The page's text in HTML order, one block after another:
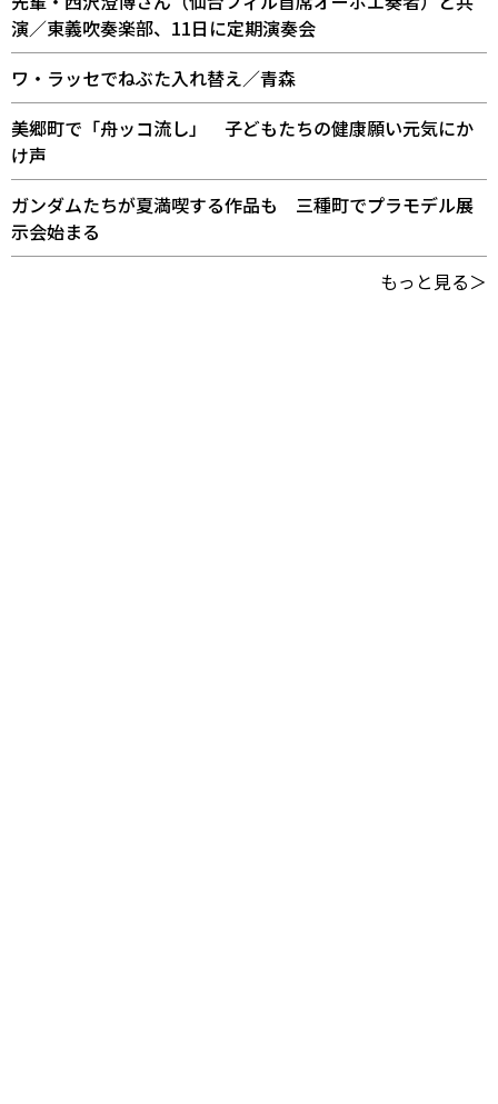
演／東義吹奏楽部、11日に定期演奏会
ワ・ラッセでねぶた入れ替え／青森
美郷町で「舟ッコ流し」 子どもたちの健康願い元気にか
け声
ガンダムたちが夏満喫する作品も 三種町でプラモデル展
示会始まる
もっと見る＞